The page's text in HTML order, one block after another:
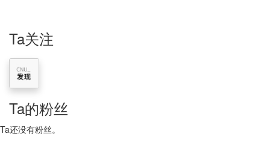
Ta关注
Ta的粉丝
Ta还没有粉丝。